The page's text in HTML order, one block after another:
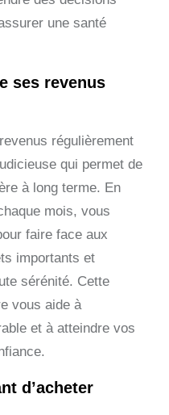
une santé
ses revenus
régulièrement
qui permet de
à long terme. En
mois, vous
faire face aux
importants et
sérénité. Cette
vous aide à
et à atteindre vos
d’acheter